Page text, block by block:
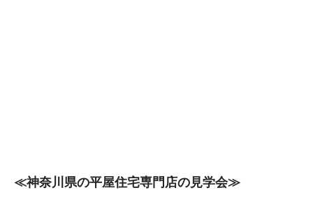
≪神奈川県の平屋住宅専門店の見学会≫